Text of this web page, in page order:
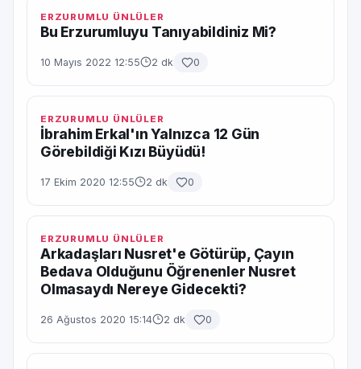
ERZURUMLU ÜNLÜLER
Bu Erzurumluyu Tanıyabildiniz Mi?
10 Mayıs 2022 12:55 2 dk 0
ERZURUMLU ÜNLÜLER
İbrahim Erkal'ın Yalnızca 12 Gün
Görebildiği Kızı Büyüdü!
17 Ekim 2020 12:55 2 dk 0
ERZURUMLU ÜNLÜLER
Arkadaşları Nusret'e Götürüp, Çayın
Bedava Olduğunu Öğrenenler Nusret
Olmasaydı Nereye Gidecekti?
26 Ağustos 2020 15:14 2 dk 0